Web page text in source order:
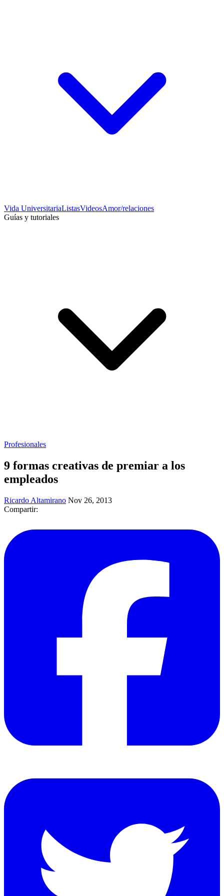
Vida UniversitariaListasVideosAmor/relaciones
Guías y tutoriales
Profesionales
9 formas creativas de premiar a los
empleados
Ricardo Altamirano Nov 26, 2013
Compartir: